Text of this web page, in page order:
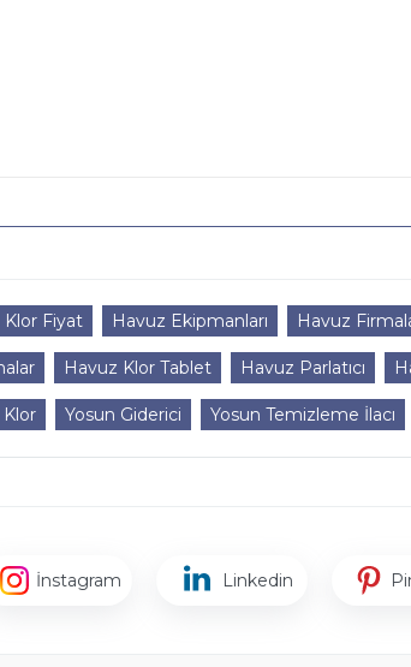
Klor Fiyat Havuz Ekipmanları Havuz
Havuz Klor Tablet Havuz Parlatıcı
Klor Yosun Giderici Yosun Temizleme İlacı
İnstagram Linkedin